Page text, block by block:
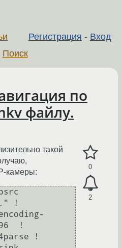
Регистрация - Вход
Поиск
по
файлу.
0
2
такой
камеры:
!
!
!